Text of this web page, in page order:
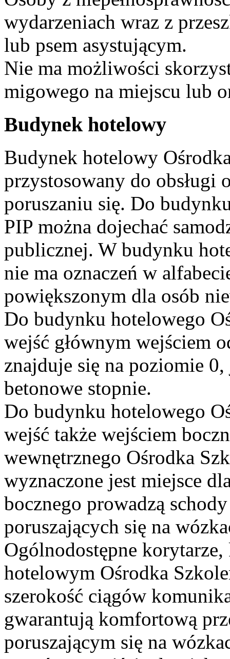
wydarzeniach wraz z
lub psem asystującym.
Nie ma możliwości
migowego na miejscu lub
Budynek hotelowy
Budynek hotelowy
przystosowany do obsługi
poruszaniu się. Do
PIP można dojechać
publicznej. W budynku
nie ma oznaczeń w
powiększonym dla osób
Do budynku hotelowego
wejść głównym wejściem
znajduje się na poziomie
betonowe stopnie.
Do budynku hotelowego
wejść także wejściem
wewnętrznego Ośrodka
wyznaczone jest miejsce
bocznego prowadzą
poruszających się na
Ogólnodostępne
hotelowym Ośrodka
szerokość ciągów
gwarantują komfortową
poruszającym się na